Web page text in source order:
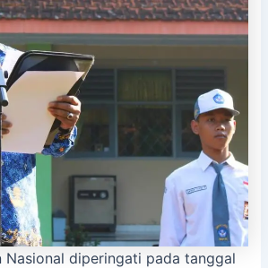
Nasional diperingati pada tanggal